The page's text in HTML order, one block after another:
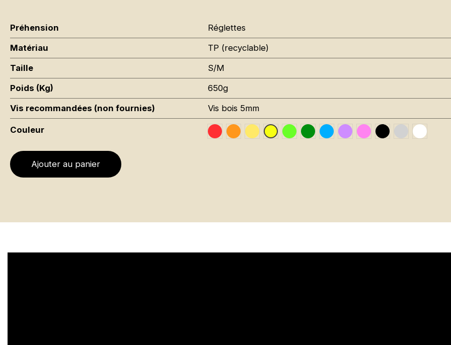
Préhension
Réglettes
Matériau
TP (recyclable)
Taille
S/M
Poids (Kg)
650g
Vis recommandées (non fournies)
Vis bois 5mm
Couleur Traffic Red RAL 3020
Orange Fluo RAL 2005
Jaune Pantone 116C
Jaune Fluo RAL 1026
Vert Fluo Pantone 802C
Leaf Green RAL 6002
Sky Blue RAL 5015
Signal Violet RAL 4008
Rose Fluo Pantone
Black RAL 9005
Gris RAL 7001
Traffic
Ajouter au panier